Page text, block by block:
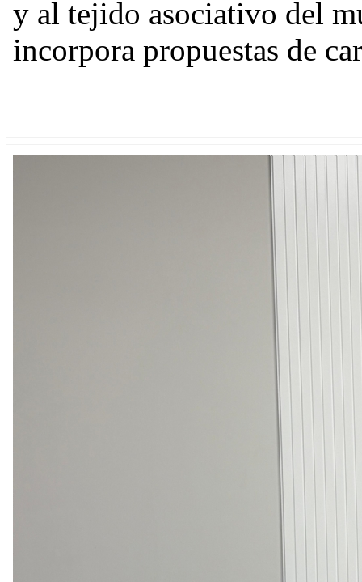
y al tejido asociativo del
incorpora propuestas de